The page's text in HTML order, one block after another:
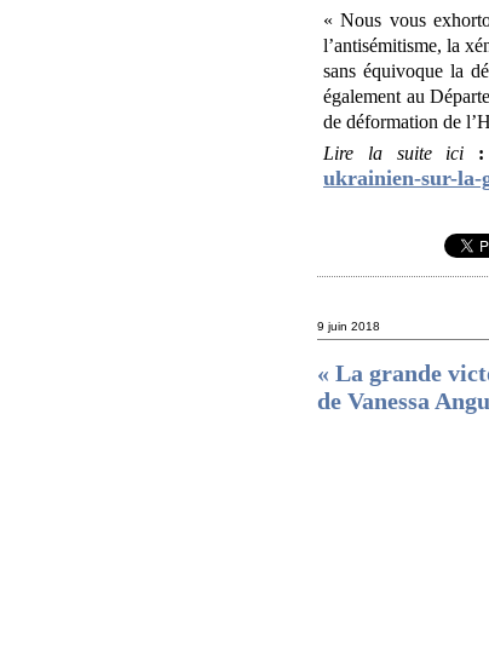
« Nous vous
l’antisémitisme, la
sans équivoque la
également au
de déformation de
Lire la suite ici
ukrainien-sur-la-
9 juin 2018
« La grande
de Vanessa